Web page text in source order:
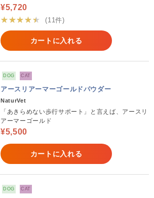
¥5,720
★★★★★
(11件)
カートに入れる
DOG CAT
アースリアーマーゴールドパウダー
NaturVet
「あきらめない歩行サポート」と言えば、アースリ
アーマーゴールド
¥5,500
カートに入れる
DOG CAT